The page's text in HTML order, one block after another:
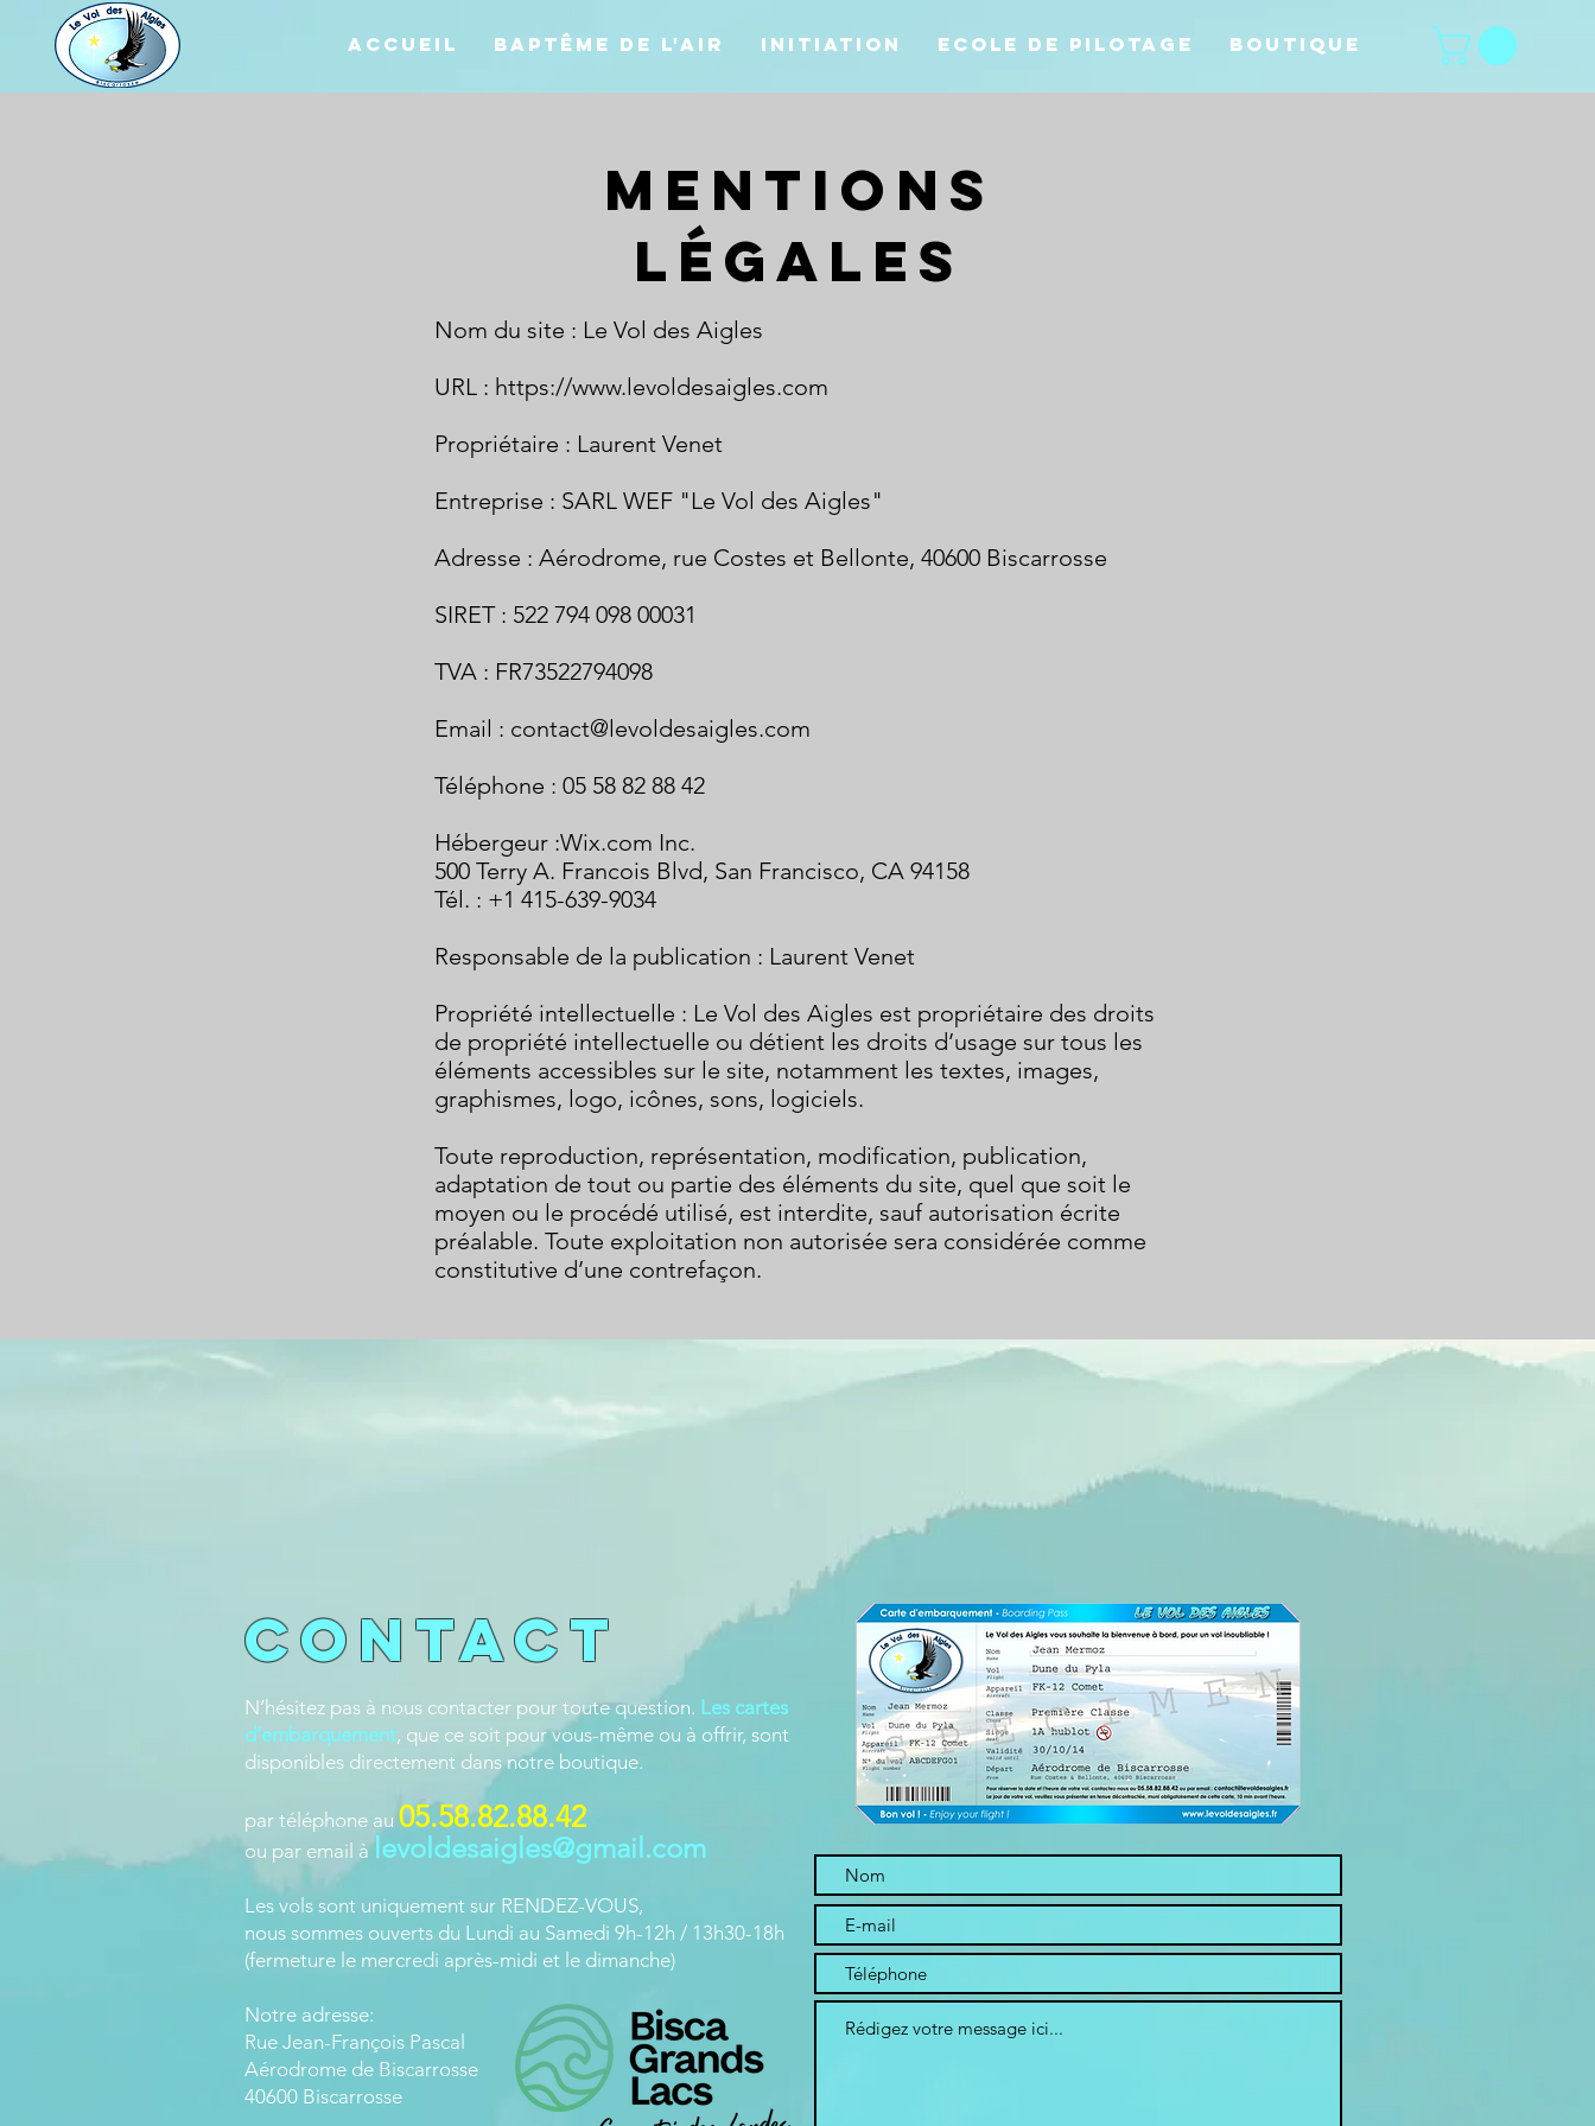
Accueil baptême de l'air Initiation Ecole de pilotage Boutique
Mentions
légales
Nom du site : Le Vol des Aigles
URL : https://www.levoldesaigles.com
Propriétaire : Laurent Venet
Entreprise : SARL WEF "Le Vol des Aigles"
Adresse : Aérodrome, rue Costes et Bellonte, 40600 Biscarrosse
SIRET : 522 794 098 00031
TVA : FR73522794098
Email : contact@levoldesaigles.com
Téléphone : 05 58 82 88 42
Hébergeur :Wix.com Inc.
500 Terry A. Francois Blvd, San Francisco, CA 94158
Tél. : +1 415-639-9034
Responsable de la publication : Laurent Venet
Propriété intellectuelle : Le Vol des Aigles est propriétaire des droits
de propriété intellectuelle ou détient les droits d’usage sur tous les
éléments accessibles sur le site, notamment les textes, images,
graphismes, logo, icônes, sons, logiciels.
Toute reproduction, représentation, modification, publication,
adaptation de tout ou partie des éléments du site, quel que soit le
moyen ou le procédé utilisé, est interdite, sauf autorisation écrite
préalable. Toute exploitation non autorisée sera considérée comme
constitutive d’une contrefaçon.
Contact
N’hésitez pas à nous contacter pour toute question. Les cartes
d’embarquement, que ce soit pour vous-même ou à offrir, sont
disponibles directement dans notre boutique.
par téléphone au 05.58.82.88.42
ou par email à levoldesaigles@gmail.com
Les vols sont uniquement sur RENDEZ-VOUS,
nous sommes ouverts du Lundi au Samedi 9h-12h / 13h30-18h
(fermeture le mercredi après-midi et le dimanche)
Notre adresse:
Rue Jean-François Pascal
Aérodrome de Biscarrosse
40600 Biscarrosse